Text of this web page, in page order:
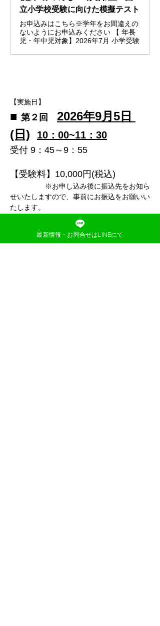
立小学校受験に向けた模擬テスト
お申込みはこちら※学年をお間違えの
ないようにお申込みください 【 年長
児・年中児対象】2026年7月 小学受験
【実施日】
■ 第２回 ​2026年9月5日
(日)
10：00~11：30
受付 9：45～9：55
【受験料】10,000円(税込)
※お申し込み後に振込先をお知ら
せいたしますので、事前にお振込をお願いい
たします。
【対象】小学校受験年長内部生の
み
最新情報・お問合せはLINEにて